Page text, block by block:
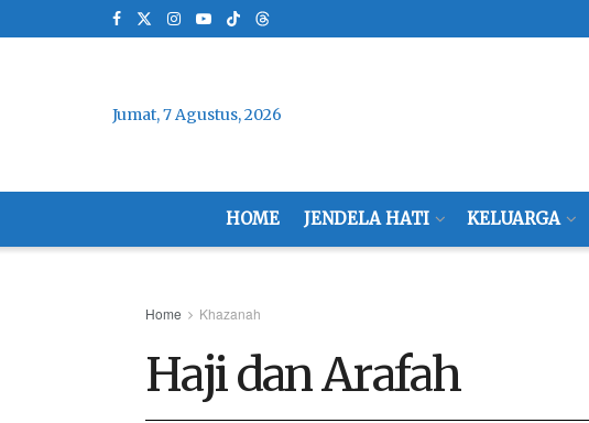
Jumat, 7 Agustus, 2026
HOME JENDELA HATI KELUARGA
Home Khazanah
Haji dan Arafah